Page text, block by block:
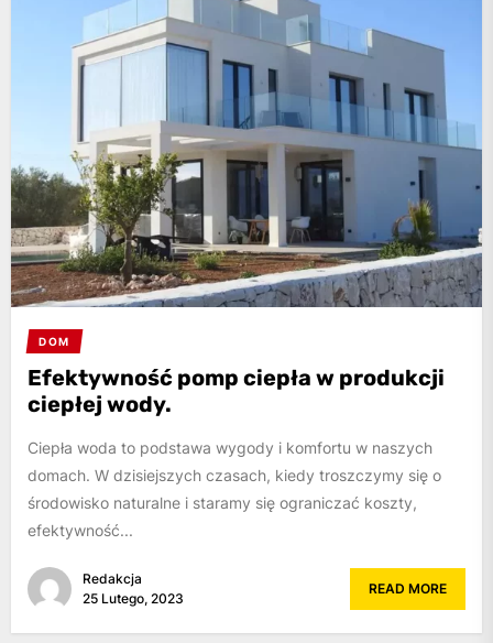
DOM
Efektywność pomp ciepła w produkcji
ciepłej wody.
Ciepła woda to podstawa wygody i komfortu w naszych
domach. W dzisiejszych czasach, kiedy troszczymy się o
środowisko naturalne i staramy się ograniczać koszty,
efektywność...
Redakcja
25 Lutego, 2023
READ MORE